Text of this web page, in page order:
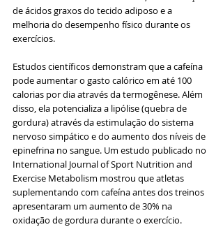
de ácidos graxos do tecido adiposo e a
melhoria do desempenho físico durante os
exercícios.
Estudos científicos demonstram que a cafeína
pode aumentar o gasto calórico em até 100
calorias por dia através da termogênese. Além
disso, ela potencializa a lipólise (quebra de
gordura) através da estimulação do sistema
nervoso simpático e do aumento dos níveis de
epinefrina no sangue. Um estudo publicado no
International Journal of Sport Nutrition and
Exercise Metabolism mostrou que atletas
suplementando com cafeína antes dos treinos
apresentaram um aumento de 30% na
oxidação de gordura durante o exercício.